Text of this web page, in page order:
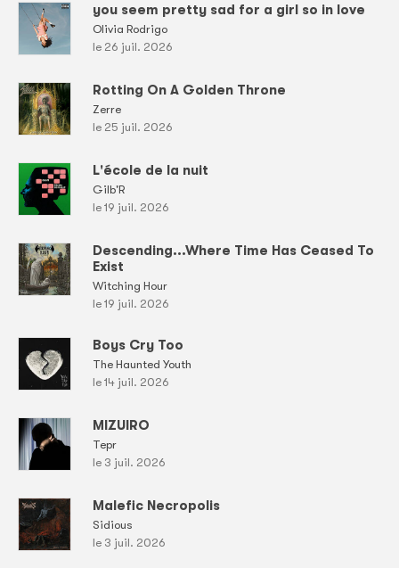
you seem pretty sad for a girl so in love
Olivia Rodrigo
le 26 juil. 2026
Rotting On A Golden Throne
Zerre
le 25 juil. 2026
L'école de la nuit
Gilb'R
le 19 juil. 2026
Descending...Where Time Has Ceased To
Exist
Witching Hour
le 19 juil. 2026
Boys Cry Too
The Haunted Youth
le 14 juil. 2026
MIZUIRO
Tepr
le 3 juil. 2026
Malefic Necropolis
Sidious
le 3 juil. 2026